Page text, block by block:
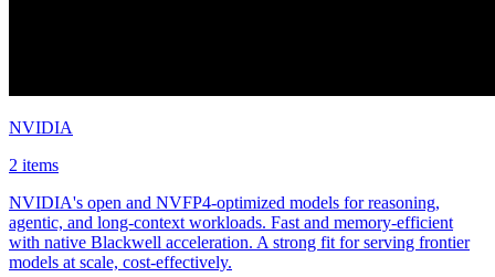
NVIDIA
2 items
NVIDIA's open and NVFP4-optimized models for reasoning,
agentic, and long-context workloads. Fast and memory-efficient
with native Blackwell acceleration. A strong fit for serving frontier
models at scale, cost-effectively.